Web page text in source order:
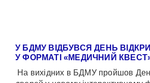
У БДМУ ВІДБУВСЯ ДЕНЬ
У ФОРМАТІ «МЕДИЧНИЙ
На вихідних в БДМУ пройшов